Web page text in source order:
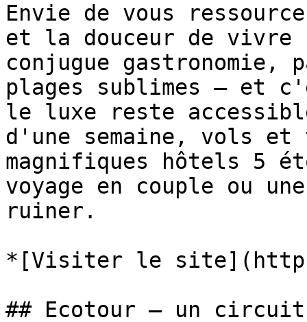
Envie de vous
et la douceur de vivre
conjugue
plages sublimes — et
le luxe reste
d'une semaine, vols
magnifiques hôtels 5
voyage en couple ou
ruiner.
*[Visiter le
## Ecotour — un circuit